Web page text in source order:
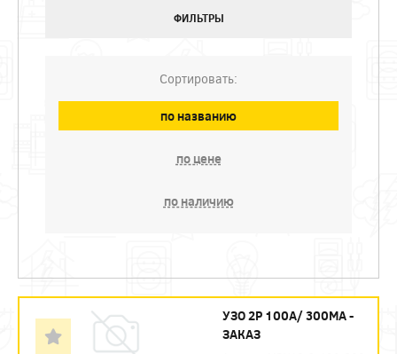
ФИЛЬТРЫ
Сортировать:
по названию
по цене
по наличию
УЗО 2P 100А/ 300МА -
ЗАКАЗ